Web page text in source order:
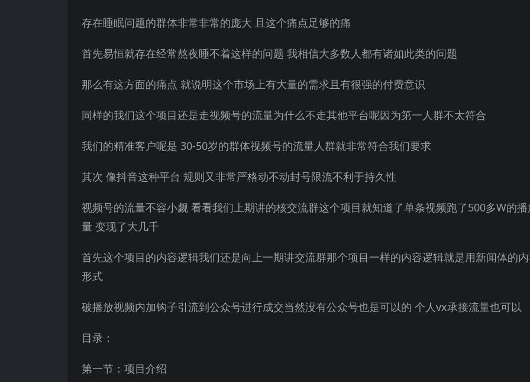
存在睡眠问题的群体非常非常的庞大 且这个痛点足够的痛
首先易恒就存在经常熬夜睡不着这样的问题 我相信大多数人都有诸如此类的问题
那么有这方面的痛点 就说明这个市场上有大量的需求且有很强的付费意识
同样的我们这个项目还是走视频号的流量为什么不走其他平台呢因为第一人群不太符合
我们的精准客户呢是 30-50岁的群体视频号的流量人群就非常符合我们要求
其次 像抖音这种平台 规则又非常严格动不动封号限流不利于持久性
视频号的流量不容小觑 看看我们上期讲的核交流群这个项目就知道了单条视频跑了500多W的
量 变现了大几千
首先这个项目的内容逻辑我们还是向上一期讲交流群那个项目一样的内容逻辑就是用新闻体的
形式
破播放视频内加钩子引流到公众号进行成交当然没有公众号也是可以的 个人vx承接流量也可以
目录：
第一节：项目介绍